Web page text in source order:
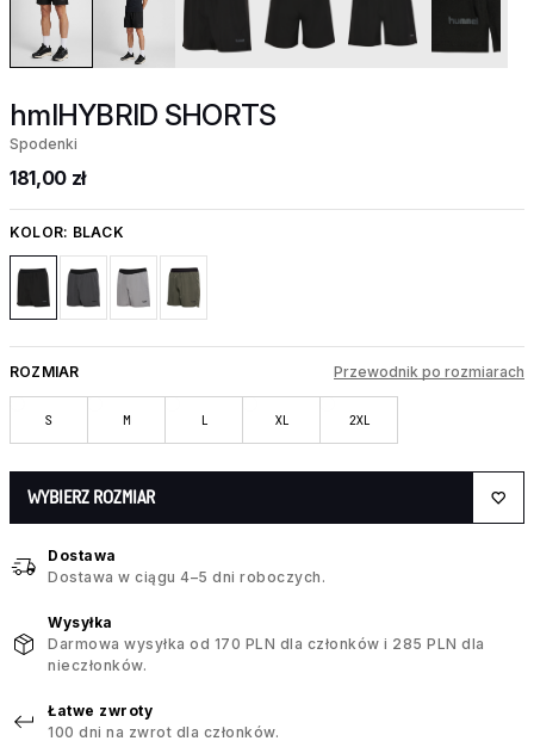
hmlHYBRID SHORTS
Spodenki
181,00 zł
KOLOR: BLACK
ROZMIAR Przewodnik po rozmiarach
S M L XL 2XL
WYBIERZ ROZMIAR
Dostawa
Dostawa w ciągu 4–5 dni roboczych.
Wysyłka
Darmowa wysyłka od 170 PLN dla członków i 285 PLN dla
nieczłonków.
Łatwe zwroty
100 dni na zwrot dla członków.